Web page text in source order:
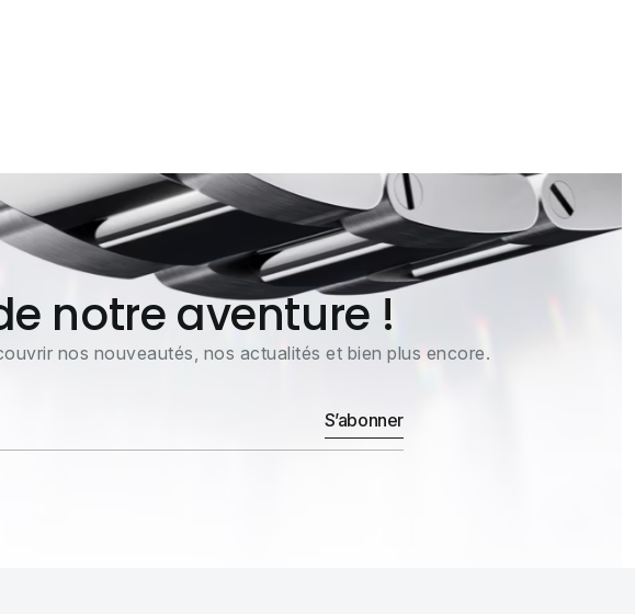
notre aventure !
nos nouveautés, nos actualités et bien plus encore.